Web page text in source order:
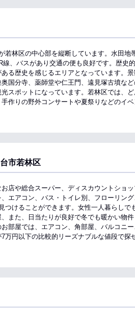
若林区の中心部を縦断しています。水田地
、バスがあり交通の便も良好です。歴史
る歴史を感じるエリアとなっています。
国分寺、薬師堂や仁王門、遠見塚古墳など
スポットになっています。若林区では、ど
作りの野外コンサートや夏祭りなどのイベ
市若林区
店や総合スーパー、ディスカウントショッ
エアコン、バス・トイレ別、フローリング
つけることができます。女性一人暮らしで
また、日当たりが良好で冬でも暖かい物件
部屋では、エアコン、角部屋、バルコニ
万円以下の比較的リーズナブルな値段で探